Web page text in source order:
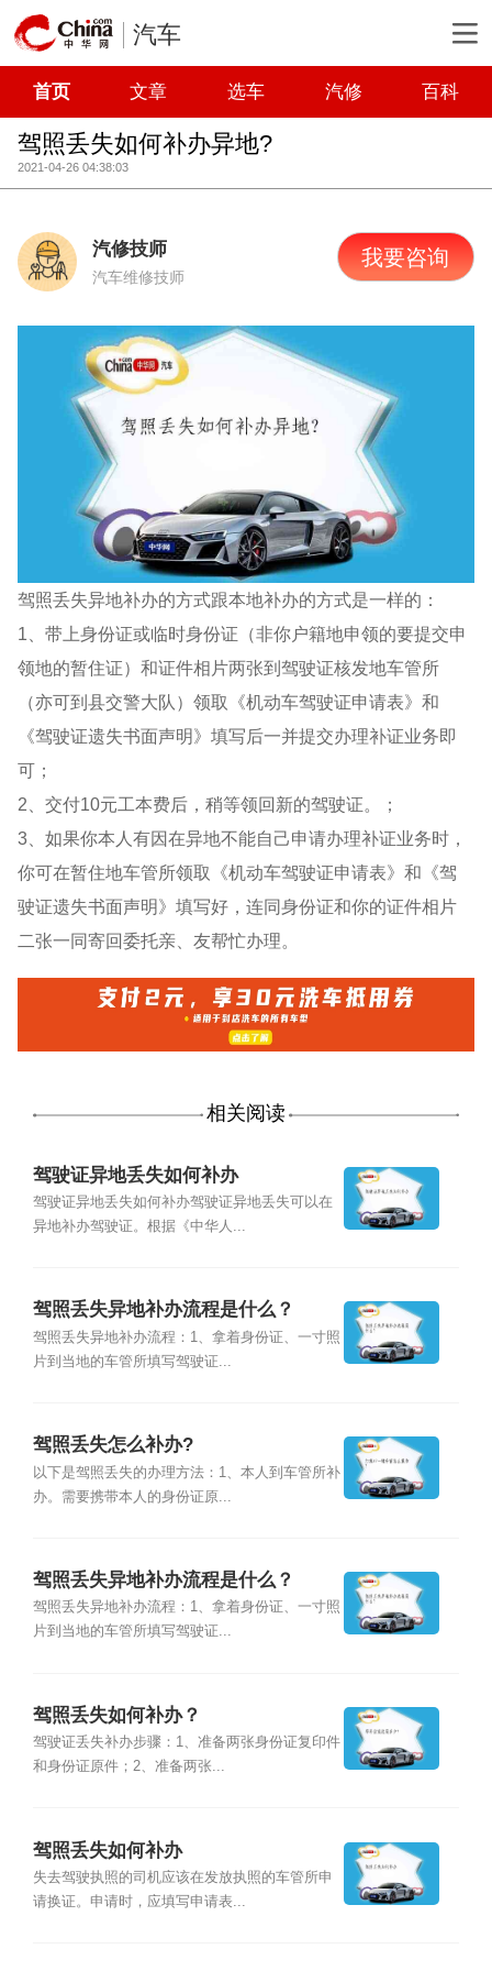
汽车
首页 文章 选车 汽修 百科
驾照丢失如何补办异地?
2021-04-26 04:38:03
汽修技师
汽车维修技师
我要咨询
驾照丢失异地补办的方式跟本地补办的方式是一样的：
1、带上身份证或临时身份证（非你户籍地申领的要提交申
领地的暂住证）和证件相片两张到驾驶证核发地车管所
（亦可到县交警大队）领取《机动车驾驶证申请表》和
《驾驶证遗失书面声明》填写后一并提交办理补证业务即
可；
2、交付10元工本费后，稍等领回新的驾驶证。；
3、如果你本人有因在异地不能自己申请办理补证业务时，
你可在暂住地车管所领取《机动车驾驶证申请表》和《驾
驶证遗失书面声明》填写好，连同身份证和你的证件相片
二张一同寄回委托亲、友帮忙办理。
相关阅读
驾驶证异地丢失如何补办
驾驶证异地丢失如何补办驾驶证异地丢失可以在
异地补办驾驶证。根据《中华人...
驾照丢失异地补办流程是什么？
驾照丢失异地补办流程：1、拿着身份证、一寸照
片到当地的车管所填写驾驶证...
驾照丢失怎么补办?
以下是驾照丢失的办理方法：1、本人到车管所补
办。需要携带本人的身份证原...
驾照丢失异地补办流程是什么？
驾照丢失异地补办流程：1、拿着身份证、一寸照
片到当地的车管所填写驾驶证...
驾照丢失如何补办？
驾驶证丢失补办步骤：1、准备两张身份证复印件
和身份证原件；2、准备两张...
驾照丢失如何补办
失去驾驶执照的司机应该在发放执照的车管所申
请换证。申请时，应填写申请表...